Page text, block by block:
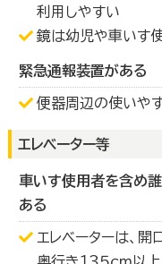
利用しやすい
鏡は幼児や車いす
緊急通報装置がある
便器周辺の使いや
エレベーター等
車いす使用者を含め
ある
エレベーターは、開
奥行き１３５ｃｍ以